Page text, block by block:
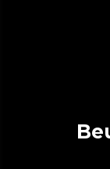
Beutellose Zyklon-